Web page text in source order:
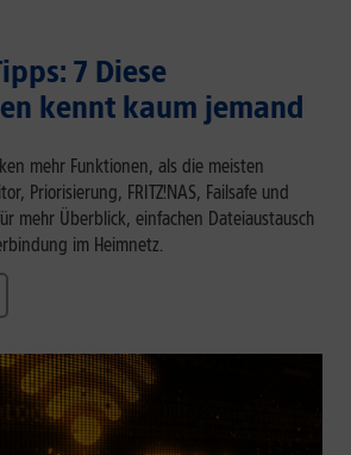
7 Diese
kennt kaum jemand
mehr Funktionen, als die meisten
Priorisierung, FRITZ!NAS, Failsafe und
mehr Überblick, einfachen Dateiaustausch
im Heimnetz.